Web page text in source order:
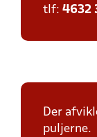
tlf: 4632
Der
puljerne.